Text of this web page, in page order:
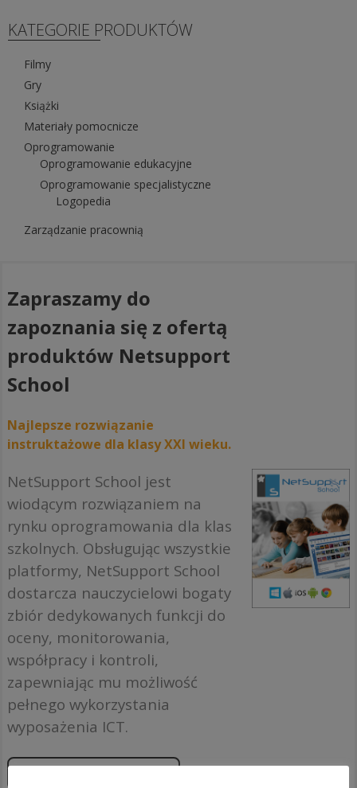
KATEGORIE PRODUKTÓW
Filmy
Gry
Książki
Materiały pomocnicze
Oprogramowanie
Oprogramowanie edukacyjne
Oprogramowanie specjalistyczne
Logopedia
Zarządzanie pracownią
Zapraszamy do
zapoznania się z ofertą
produktów Netsupport
School
Najlepsze rozwiązanie
instruktażowe dla klasy XXI wieku.
NetSupport School jest
wiodącym rozwiązaniem na
rynku oprogramowania dla klas
szkolnych. Obsługując wszystkie
platformy, NetSupport School
dostarcza nauczycielowi bogaty
zbiór dedykowanych funkcji do
oceny, monitorowania,
współpracy i kontroli,
zapewniając mu możliwość
pełnego wykorzystania
wyposażenia ICT.